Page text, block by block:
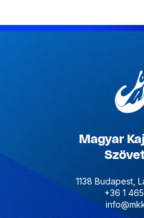
Magyar
1138 Budapest,
+36 1